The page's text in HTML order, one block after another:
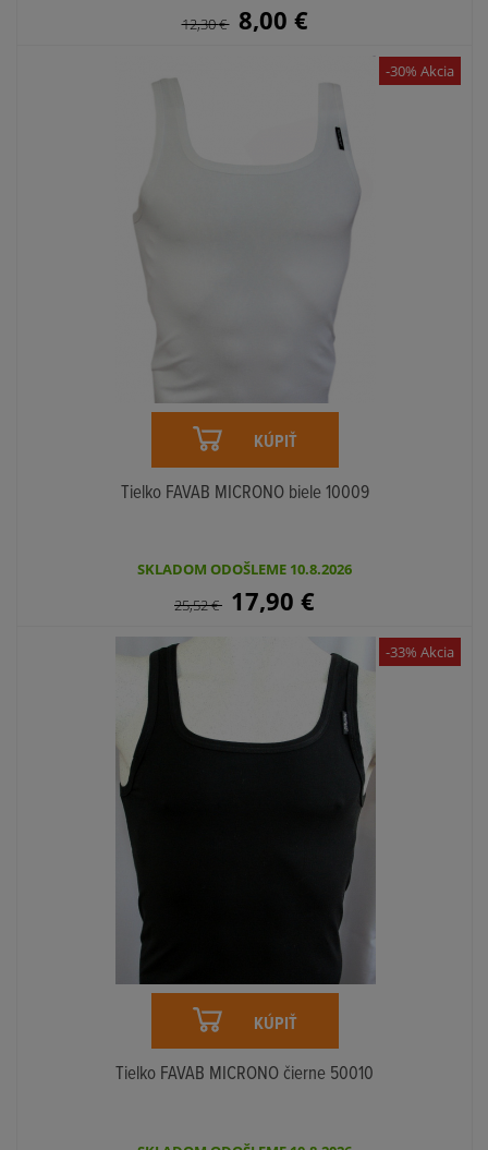
12,30€ 8,00 €
KÚPIŤ
Tielko FAVAB MICRONO biele 10009
SKLADOM ODOŠLEME 10.8.2026
25,52€ 17,90 €
-30% Akcia
KÚPIŤ
Tielko FAVAB MICRONO čierne 50010
-33% Akcia